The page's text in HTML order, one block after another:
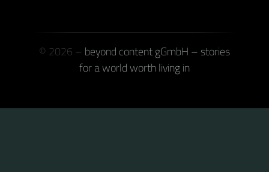
© 2026 – beyond content gGmbH – stories
for a world worth living in